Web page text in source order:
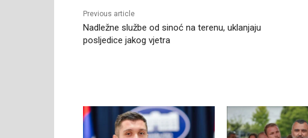
Previous article
Nadležne službe od sinoć na terenu, uklanjaju
posljedice jakog vjetra